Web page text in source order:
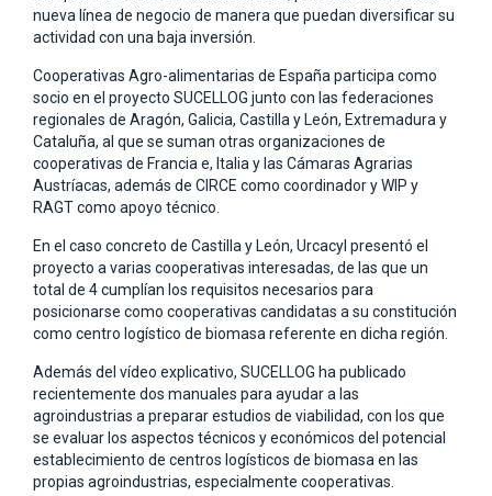
nueva línea de negocio de manera que puedan diversificar su
actividad con una baja inversión.
Cooperativas Agro-alimentarias de España participa como
socio en el proyecto SUCELLOG junto con las federaciones
regionales de Aragón, Galicia, Castilla y León, Extremadura y
Cataluña, al que se suman otras organizaciones de
cooperativas de Francia e, Italia y las Cámaras Agrarias
Austríacas, además de CIRCE como coordinador y WIP y
RAGT como apoyo técnico.
En el caso concreto de Castilla y León, Urcacyl presentó el
proyecto a varias cooperativas interesadas, de las que un
total de 4 cumplían los requisitos necesarios para
posicionarse como cooperativas candidatas a su constitución
como centro logístico de biomasa referente en dicha región.
Además del vídeo explicativo, SUCELLOG ha publicado
recientemente dos manuales para ayudar a las
agroindustrias a preparar estudios de viabilidad, con los que
se evaluar los aspectos técnicos y económicos del potencial
establecimiento de centros logísticos de biomasa en las
propias agroindustrias, especialmente cooperativas.